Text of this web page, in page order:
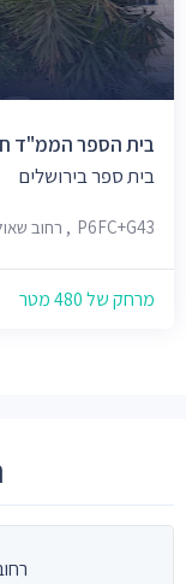
בית הספר הממ"ד
בית ספר בירושלים
P6FC+G43, רחוב שאול אביגור, ירושלים
מרחק של 480 מטר